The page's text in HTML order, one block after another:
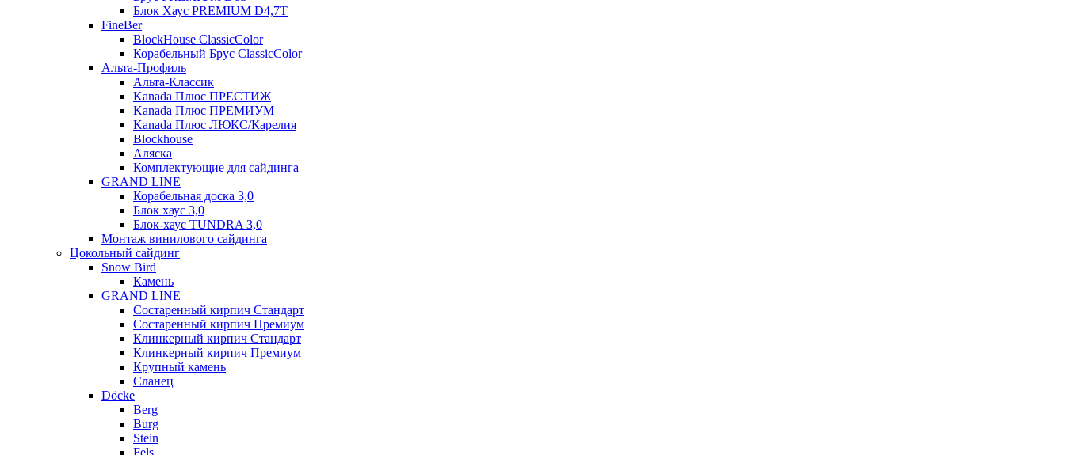
Блок Хаус PREMIUM D4,7T
FineBer
BlockHouse ClassicColor
Корабельный Брус ClassicColor
Альта-Профиль
Альта-Классик
Kanada Плюс ПРЕСТИЖ
Kanada Плюс ПРЕМИУМ
Kanada Плюс ЛЮКС/Карелия
Blockhouse
Аляска
Комплектующие для сайдинга
GRAND LINE
Корабельная доска 3,0
Блок хаус 3,0
Блок-хаус TUNDRA 3,0
Монтаж винилового сайдинга
Цокольный сайдинг
Snow Bird
Камень
GRAND LINE
Состаренный кирпич Стандарт
Состаренный кирпич Премиум
Клинкерный кирпич Стандарт
Клинкерный кирпич Премиум
Крупный камень
Сланец
Döcke
Berg
Burg
Stein
Fels